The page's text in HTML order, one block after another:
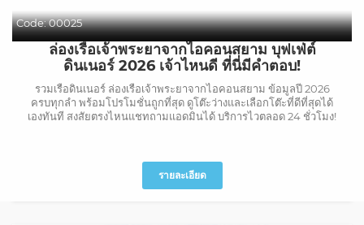
Code:00025
ล่องเรือเจ้าพระยาจากไอคอนสยาม บุฟเฟ่ต์
ดินเนอร์ 2026 เจ้าไหนดี ที่นี่มีคำตอบ!
รวมเรือดินเนอร์ ล่องเรือเจ้าพระยาจากไอคอนสยาม ข้อมูลปี 2026
ครบทุกลำ พร้อมโปรโมชั่นถูกที่สุด ดูโต๊ะว่างและเลือกโต๊ะที่ดีที่สุดได้
เองทันที สงสัยตรงไหนแชทถามแอดมินได้ บริการไวตลอด 24 ชั่วโมง!
รายละเอียด